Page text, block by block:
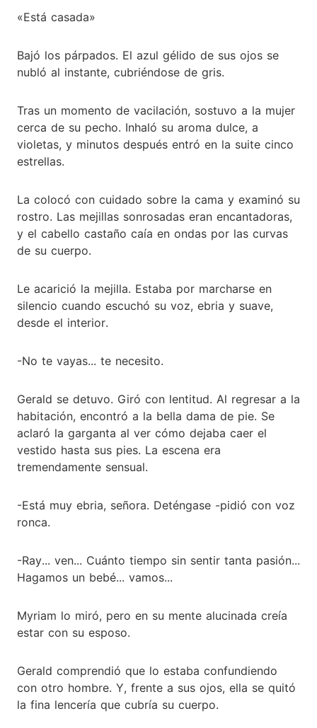
«Está casada»
Bajó los párpados. El azul gélido de sus ojos se
nubló al instante, cubriéndose de gris.
Tras un momento de vacilación, sostuvo a la mujer
cerca de su pecho. Inhaló su aroma dulce, a
violetas, y minutos después entró en la suite cinco
estrellas.
La colocó con cuidado sobre la cama y examinó su
rostro. Las mejillas sonrosadas eran encantadoras,
y el cabello castaño caía en ondas por las curvas
de su cuerpo.
Le acarició la mejilla. Estaba por marcharse en
silencio cuando escuchó su voz, ebria y suave,
desde el interior.
-No te vayas... te necesito.
Gerald se detuvo. Giró con lentitud. Al regresar a la
habitación, encontró a la bella dama de pie. Se
aclaró la garganta al ver cómo dejaba caer el
vestido hasta sus pies. La escena era
tremendamente sensual.
-Está muy ebria, señora. Deténgase -pidió con voz
ronca.
-Ray... ven... Cuánto tiempo sin sentir tanta pasión...
Hagamos un bebé... vamos...
Myriam lo miró, pero en su mente alucinada creía
estar con su esposo.
Gerald comprendió que lo estaba confundiendo
con otro hombre. Y, frente a sus ojos, ella se quitó
la fina lencería que cubría su cuerpo.